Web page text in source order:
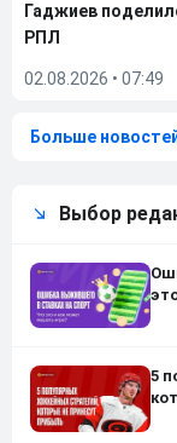
Гаджиев
РПЛ
02.08.2026 • 07:49
Больше
Выбор
5